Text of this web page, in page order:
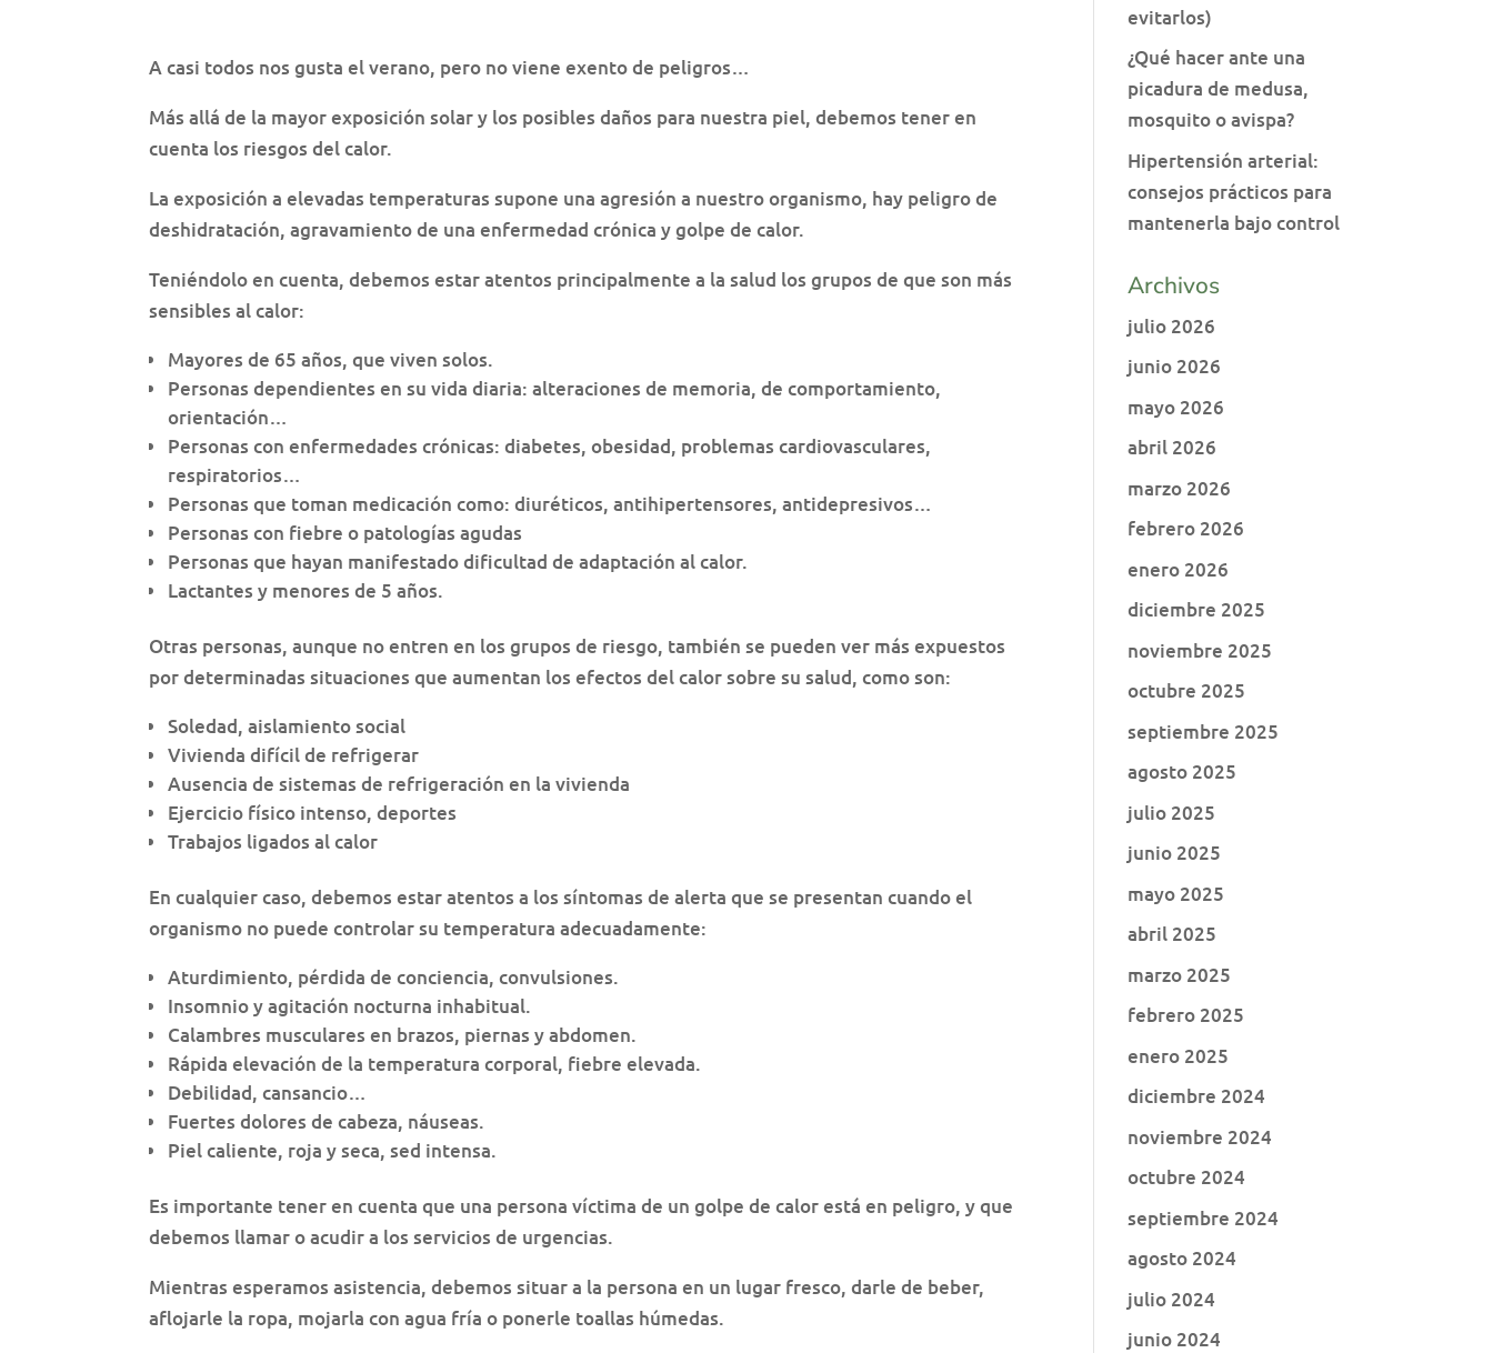
A casi todos nos gusta el verano, pero no viene exento de peligros…
Más allá de la mayor exposición solar y los posibles daños para nuestra piel, debemos tener en
cuenta los riesgos del calor.
La exposición a elevadas temperaturas supone una agresión a nuestro organismo, hay peligro de
deshidratación, agravamiento de una enfermedad crónica y golpe de calor.
Teniéndolo en cuenta, debemos estar atentos principalmente a la salud los grupos de que son más
sensibles al calor:
Mayores de 65 años, que viven solos.
Personas dependientes en su vida diaria: alteraciones de memoria, de comportamiento,
orientación…
Personas con enfermedades crónicas: diabetes, obesidad, problemas cardiovasculares,
respiratorios…
Personas que toman medicación como: diuréticos, antihipertensores, antidepresivos…
Personas con fiebre o patologías agudas
Personas que hayan manifestado dificultad de adaptación al calor.
Lactantes y menores de 5 años.
Otras personas, aunque no entren en los grupos de riesgo, también se pueden ver más expuestos
por determinadas situaciones que aumentan los efectos del calor sobre su salud, como son:
Soledad, aislamiento social
Vivienda difícil de refrigerar
Ausencia de sistemas de refrigeración en la vivienda
Ejercicio físico intenso, deportes
Trabajos ligados al calor
En cualquier caso, debemos estar atentos a los síntomas de alerta que se presentan cuando el
organismo no puede controlar su temperatura adecuadamente:
Aturdimiento, pérdida de conciencia, convulsiones.
Insomnio y agitación nocturna inhabitual.
Calambres musculares en brazos, piernas y abdomen.
Rápida elevación de la temperatura corporal, fiebre elevada.
Debilidad, cansancio…
Fuertes dolores de cabeza, náuseas.
Piel caliente, roja y seca, sed intensa.
Es importante tener en cuenta que una persona víctima de un golpe de calor está en peligro, y que
debemos llamar o acudir a los servicios de urgencias.
Mientras esperamos asistencia, debemos situar a la persona en un lugar fresco, darle de beber,
aflojarle la ropa, mojarla con agua fría o ponerle toallas húmedas.
evitarlos)
¿Qué hacer ante una
picadura de medusa,
mosquito o avispa?
Hipertensión arterial:
consejos prácticos para
mantenerla bajo control
Archivos
julio 2026
junio 2026
mayo 2026
abril 2026
marzo 2026
febrero 2026
enero 2026
diciembre 2025
noviembre 2025
octubre 2025
septiembre 2025
agosto 2025
julio 2025
junio 2025
mayo 2025
abril 2025
marzo 2025
febrero 2025
enero 2025
diciembre 2024
noviembre 2024
octubre 2024
septiembre 2024
agosto 2024
julio 2024
junio 2024